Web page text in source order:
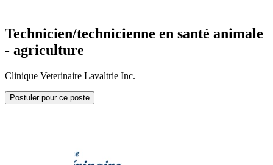
Technicien/technicienne en santé animale
- agriculture
Clinique Veterinaire Lavaltrie Inc.
Postuler pour ce poste